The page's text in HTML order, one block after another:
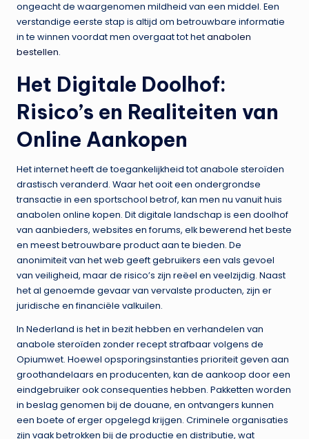
ongeacht de waargenomen mildheid van een middel. Een
verstandige eerste stap is altijd om betrouwbare informatie
in te winnen voordat men overgaat tot hetanabolen
bestellen.
Het Digitale Doolhof:
Risico’s en Realiteiten van
Online Aankopen
Het internet heeft de toegankelijkheid tot anabole steroïden
drastisch veranderd. Waar het ooit een ondergrondse
transactie in een sportschool betrof, kan men nu vanuit huis
anabolen online kopen. Dit digitale landschap is een doolhof
van aanbieders, websites en forums, elk bewerend het beste
en meest betrouwbare product aan te bieden. De
anonimiteit van het web geeft gebruikers een vals gevoel
van veiligheid, maar de risico’s zijn reëel en veelzijdig. Naast
het al genoemde gevaar van vervalste producten, zijn er
juridische en financiële valkuilen.
In Nederland is het in bezit hebben en verhandelen van
anabole steroïden zonder recept strafbaar volgens de
Opiumwet. Hoewel opsporingsinstanties prioriteit geven aan
groothandelaars en producenten, kan de aankoop door een
eindgebruiker ook consequenties hebben. Pakketten worden
in beslag genomen bij de douane, en ontvangers kunnen
een boete of erger opgelegd krijgen. Criminele organisaties
zijn vaak betrokken bij de productie en distributie, wat